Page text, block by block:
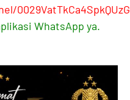
WhatsApp ya.